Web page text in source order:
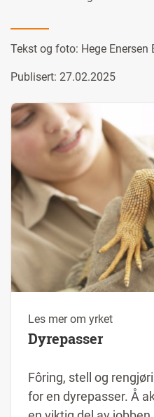
Tekst og foto: Hege Enersen
Publisert: 27.02.2025
Les mer om yrket
Dyrepasser
Fôring, stell og
for en dyrepasser. Å